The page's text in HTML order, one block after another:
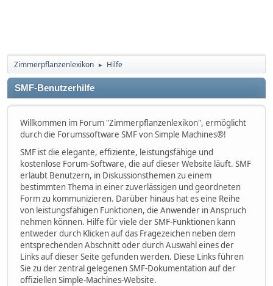
Zimmerpflanzenlexikon ► Hilfe
SMF-Benutzerhilfe
Willkommen im Forum "Zimmerpflanzenlexikon", ermöglicht
durch die Forumssoftware SMF von Simple Machines®!
SMF ist die elegante, effiziente, leistungsfähige und
kostenlose Forum-Software, die auf dieser Website läuft. SMF
erlaubt Benutzern, in Diskussionsthemen zu einem
bestimmten Thema in einer zuverlässigen und geordneten
Form zu kommunizieren. Darüber hinaus hat es eine Reihe
von leistungsfähigen Funktionen, die Anwender in Anspruch
nehmen können. Hilfe für viele der SMF-Funktionen kann
entweder durch Klicken auf das Fragezeichen neben dem
entsprechenden Abschnitt oder durch Auswahl eines der
Links auf dieser Seite gefunden werden. Diese Links führen
Sie zu der zentral gelegenen SMF-Dokumentation auf der
offiziellen Simple-Machines-Website.